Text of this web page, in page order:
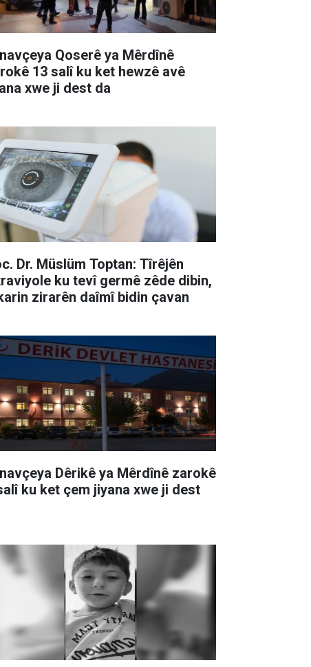
Qoserê ya Mêrdînê
13 salî ku ket hewzê avê
xwe ji dest da
Dr. Müslüm Toptan: Tîrêjên
ku tevî germê zêde dibin,
zirarên daîmî bidin çavan
Dêrikê ya Mêrdînê zarokê
ku ket çem jiyana xwe ji dest